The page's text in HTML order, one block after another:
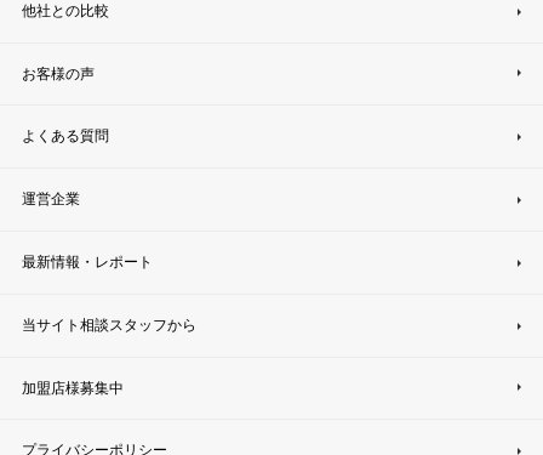
他社との比較
お客様の声
よくある質問
運営企業
最新情報・レポート
当サイト相談スタッフから
加盟店様募集中
プライバシーポリシー